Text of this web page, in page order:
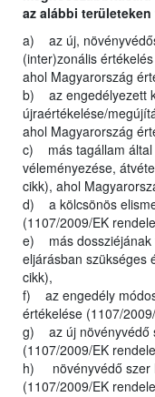
az alábbi
a) az új,
(inter)zonális
ahol Magyarország
b) az engedélyezett
újraértékelése/
ahol Magyarország
c) más tagállam által
véleményezése,
cikk), ahol
d) a kölcsönös
(1107/2009/EK
e) más dossziéjának
eljárásban szükséges
cikk),
f) az engedély
értékelése (1107/
g) az új növényvédő
(1107/2009/EK
h) növényvédő szer
(1107/2009/EK